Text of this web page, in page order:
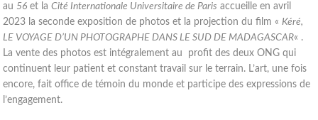
au 56 et laCité Internationale Universitaire de Paris accueille en avril
2023 la seconde exposition de photos et la projection du film «Kéré,
LE VOYAGE D’UN PHOTOGRAPHE DANS LE SUD DE MADAGASCAR« .
La vente des photos est intégralement au profit des deux ONG qui
continuent leur patient et constant travail sur le terrain. L’art, une fois
encore, fait office de témoin du monde et participe des expressions de
l’engagement.